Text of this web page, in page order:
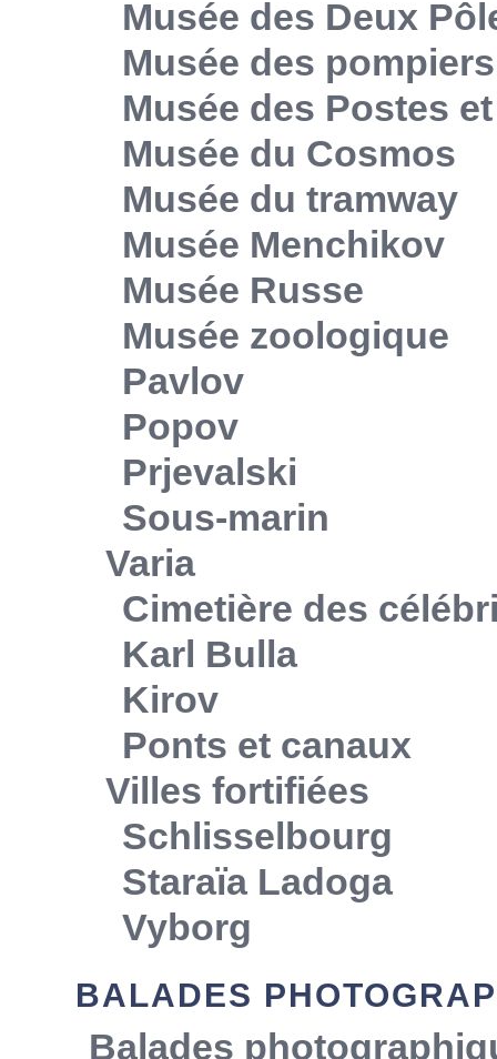
Musée des Deux
Musée des pompiers
Musée des Postes
Musée du Cosmos
Musée du tramway
Musée Menchikov
Musée Russe
Musée zoologique
Pavlov
Popov
Prjevalski
Sous-marin
Varia
Cimetière des
Karl Bulla
Kirov
Ponts et canaux
Villes fortifiées
Schlisselbourg
Staraïa Ladoga
Vyborg
BALADES
Balades